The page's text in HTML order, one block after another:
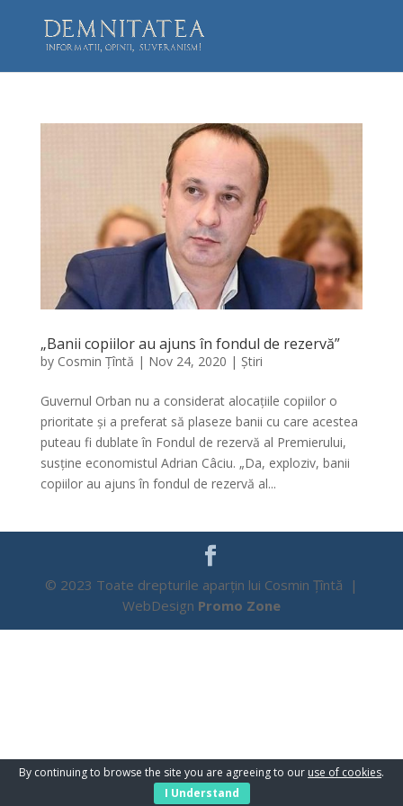
„Banii copiilor au ajuns în fondul de rezervă”
by Cosmin Țîntă | Nov 24, 2020 | Știri
Guvernul Orban nu a considerat alocațiile copiilor o
prioritate și a preferat să plaseze banii cu care acestea
puteau fi dublate în Fondul de rezervă al Premierului,
susține economistul Adrian Câciu. „Da, exploziv, banii
copiilor au ajuns în fondul de rezervă al...
© 2023 Toate drepturile aparțin lui Cosmin Țîntă |
WebDesign Promo Zone
By continuing to browse the site you are agreeing to our use of cookies.
I Understand